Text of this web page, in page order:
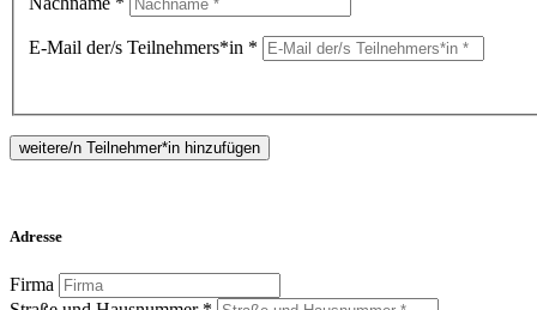
E-Mail der/s Teilnehmers*in *
weitere/n Teilnehmer*in hinzufügen
Adresse
Firma